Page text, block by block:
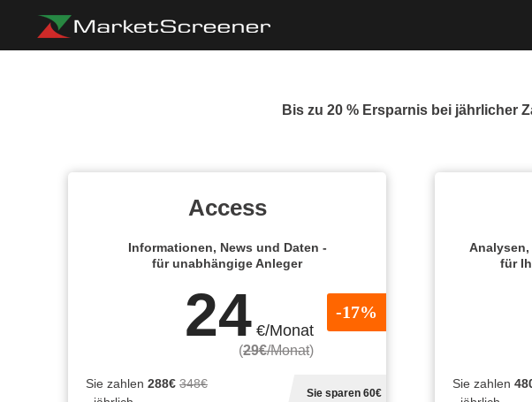
Bis zu 20 % Ersparnis bei jährlicher
Access
Informationen, News und Daten -
für unabhängige Anleger
24 €/Monat
(29€/Monat)
-17%
Sie zahlen 288€ 348€
Sie sparen 60€
für
Sie zahlen